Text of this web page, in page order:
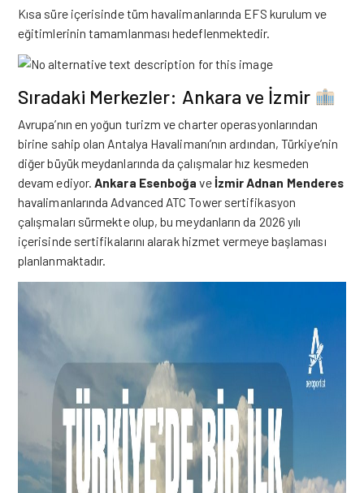
Kısa süre içerisinde tüm havalimanlarında EFS kurulum ve
eğitimlerinin tamamlanması hedeflenmektedir.
Sıradaki Merkezler: Ankara ve İzmir
Avrupa’nın en yoğun turizm ve charter operasyonlarından
birine sahip olan Antalya Havalimanı’nın ardından, Türkiye’nin
diğer büyük meydanlarında da çalışmalar hız kesmeden
devam ediyor.Ankara Esenboğa ve İzmir Adnan Menderes
havalimanlarında Advanced ATC Tower sertifikasyon
çalışmaları sürmekte olup, bu meydanların da 2026 yılı
içerisinde sertifikalarını alarak hizmet vermeye başlaması
planlanmaktadır.